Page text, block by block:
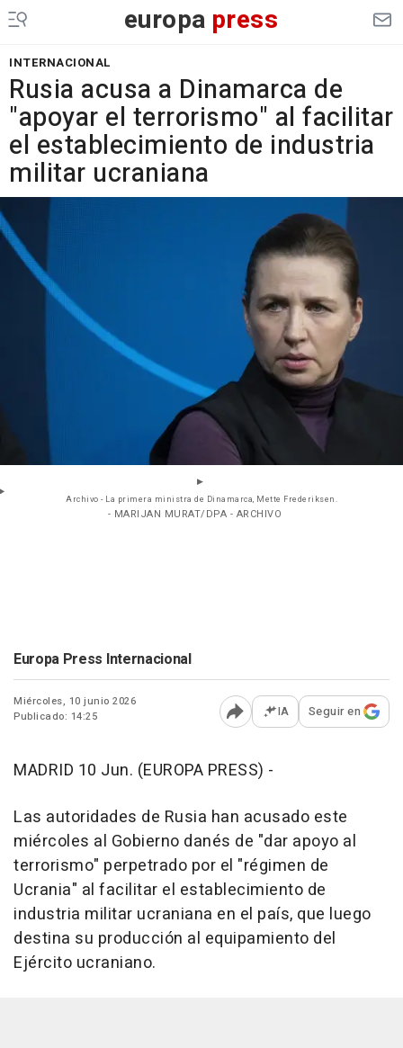
europa press
INTERNACIONAL
Rusia acusa a Dinamarca de
"apoyar el terrorismo" al facilitar
el establecimiento de industria
militar ucraniana
Archivo - La primera ministra de Dinamarca, Mette Frederiksen.
- MARIJAN MURAT/DPA - ARCHIVO
Europa Press Internacional
Miércoles, 10 junio 2026
Publicado: 14:25
Abrir opciones para
IA Seguir en
MADRID 10 Jun. (EUROPA PRESS) -
Las autoridades de Rusia han acusado este
miércoles al Gobierno danés de "dar apoyo al
terrorismo" perpetrado por el "régimen de
Ucrania" al facilitar el establecimiento de
industria militar ucraniana en el país, que luego
destina su producción al equipamiento del
Ejército ucraniano.